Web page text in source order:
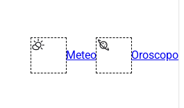
Meteo Oroscopo